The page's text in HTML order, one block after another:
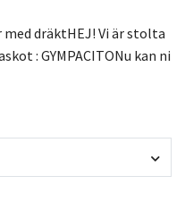
dräktHEJ! Vi är stolta
: GYMPACITONu kan ni